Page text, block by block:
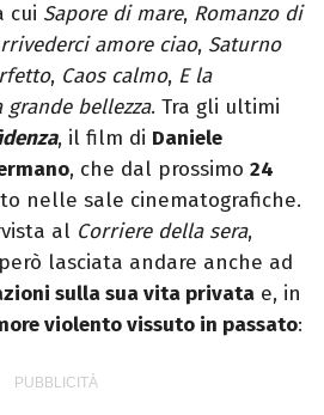
cui Sapore di mare, Romanzo di
amore ciao, Saturno
, Caos calmo, E la
grande bellezza. Tra gli ultimi
, il film di Daniele
, che dal prossimo 24
nelle sale cinematografiche.
al Corriere della sera,
lasciata andare anche ad
sulla sua vita privata e, in
violento vissuto in passato: